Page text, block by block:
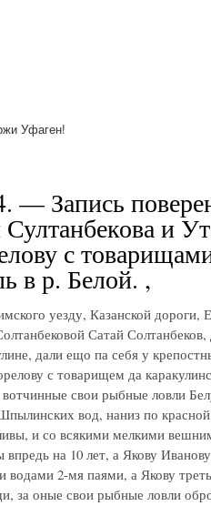
Уфаген!
Запись
и
с
в р. Белой. ,
уезду, Казанской
Сатай
дали ещо па себя у
с товарищем да
свои рыбные ловли
вод, наниз по
и со всякими мелкими
на 10 лет, а Якову
2-мя паями, а Якову
за оные свои рыбные ловли